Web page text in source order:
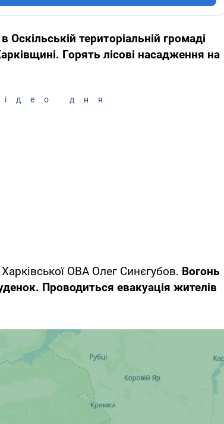
в Оскільській територіальній громаді
Горять лісові насадження на
дня
ОВА Олег Синєгубов. Вогонь
Проводиться евакуація жителів